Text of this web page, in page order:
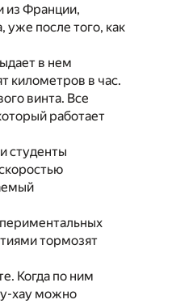
из Франции,
уже после того, как
в нем
километров в час.
винта. Все
работает
студенты
тормозят
Когда по ним
хау можно